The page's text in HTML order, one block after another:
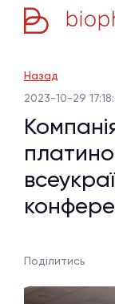
Назад
2023-10-29
Поділитись